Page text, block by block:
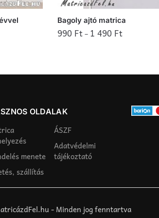
Bagoly ajtó matrica
990 Ft– 1 490 Ft
terméknek
van.
A
változatok
a
termékoldalon
ki
OLDALAK
menete
szállítás
ÁSZF
Adatvédelmi
tájékoztató
- Minden jog fenntartva